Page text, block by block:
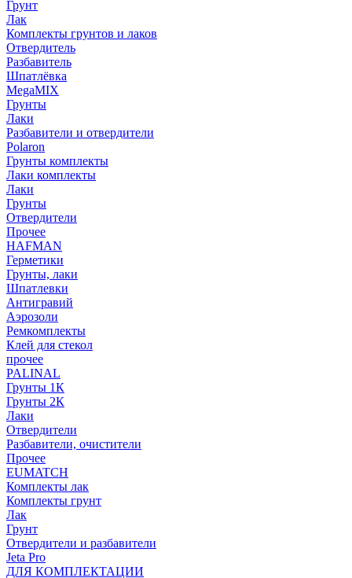
Грунт
Лак
Комплекты грунтов и лаков
Отвердитель
Разбавитель
Шпатлёвка
MegaMIX
Грунты
Лаки
Разбавители и отвердители
Polaron
Грунты комплекты
Лаки комплекты
Лаки
Грунты
Отвердители
Прочее
HAFMAN
Герметики
Грунты, лаки
Шпатлевки
Антигравий
Аэрозоли
Ремкомплекты
Клей для стекол
прочее
PALINAL
Грунты 1К
Грунты 2К
Лаки
Отвердители
Разбавители, очистители
Прочее
EUMATCH
Комплекты лак
Комплекты грунт
Лак
Грунт
Отвердители и разбавители
Jeta Pro
ДЛЯ КОМПЛЕКТАЦИИ